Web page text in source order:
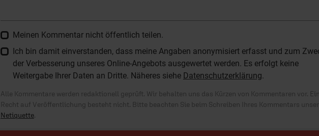
Meinen Kommentar nicht öffentlich teilen.
Ich bin damit einverstanden, dass meine Angaben anonymisiert erfasst und zum
der Verbesserung unseres Online-Angebots ausgewertet werden. Es erfolgt keine
Weitergabe Ihrer Daten an Dritte. Näheres siehe Datenschutzerklärung.
Alle Kommentare werden redaktionell geprüft. Wir behalten uns das Kürzen von Kommentaren vor. Ein
Recht auf Veröffentlichung besteht nicht. Bitte beachten Sie beim Schreiben Ihres Kommentars
Netiquette.